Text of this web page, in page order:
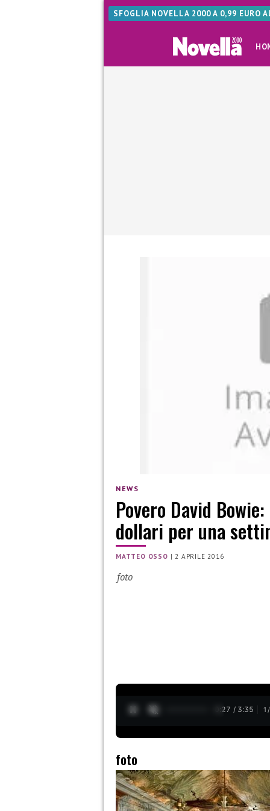
SFOGLIA NOVELLA 2000 A 0,99 EURO
NEWS
Povero David
dollari per una
MATTEO OSSO |2 APRILE 2016
foto
0:28 / 3:35 1 /
foto